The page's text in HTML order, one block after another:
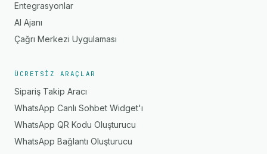
Entegrasyonlar
AI Ajanı
Çağrı Merkezi Uygulaması
ÜCRETSIZ ARAÇLAR
Sipariş Takip Aracı
WhatsApp Canlı Sohbet Widget'ı
WhatsApp QR Kodu Oluşturucu
WhatsApp Bağlantı Oluşturucu